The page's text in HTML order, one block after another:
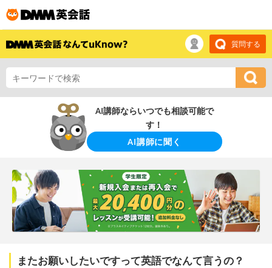
質問する
AI講師ならいつでも相談可能で
す！
AI講師に聞く
またお願いしたいですって英語でなんて言うの？